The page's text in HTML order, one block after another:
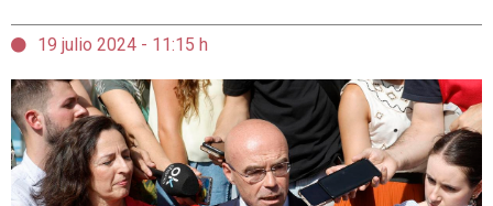
19 julio 2024 - 11:15 h